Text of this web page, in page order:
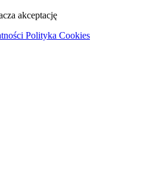
akceptację
Polityka Cookies